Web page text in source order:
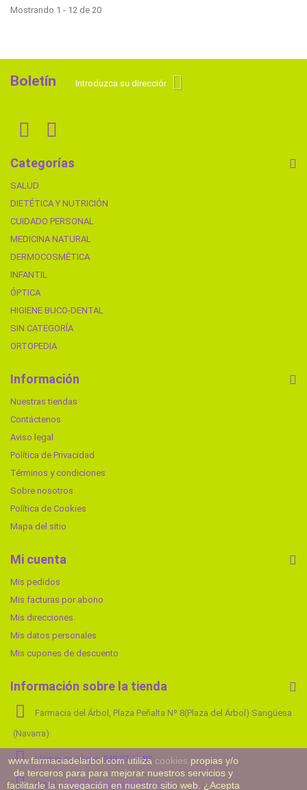
Mostrando 1 - 12 de 20
Boletín
Categorías
SALUD
DIETÉTICA Y NUTRICIÓN
CUIDADO PERSONAL
MEDICINA NATURAL
DERMOCOSMÉTICA
INFANTIL
ÓPTICA
HIGIENE BUCO-DENTAL
SIN CATEGORÍA
ORTOPEDIA
Información
Nuestras tiendas
Contáctenos
Aviso legal
Política de Privacidad
Términos y condiciones
Sobre nosotros
Política de Cookies
Mapa del sitio
Mi cuenta
Mis pedidos
Mis facturas por abono
Mis direcciones
Mis datos personales
Mis cupones de descuento
Información sobre la tienda
Farmacia del Árbol, Plaza Peñalta Nº 8(Plaza del Árbol) Sangüesa
(Navarra)
Llámenos ahora:948 87 18 83
Email:info@farmaciadelarbol.com
www.farmaciadelarbol.com utiliza cookies propias y/o
de terceros para para mejorar nuestros servicios y
facilitarle la navegación en nuestro sitio web. ¿Acepta